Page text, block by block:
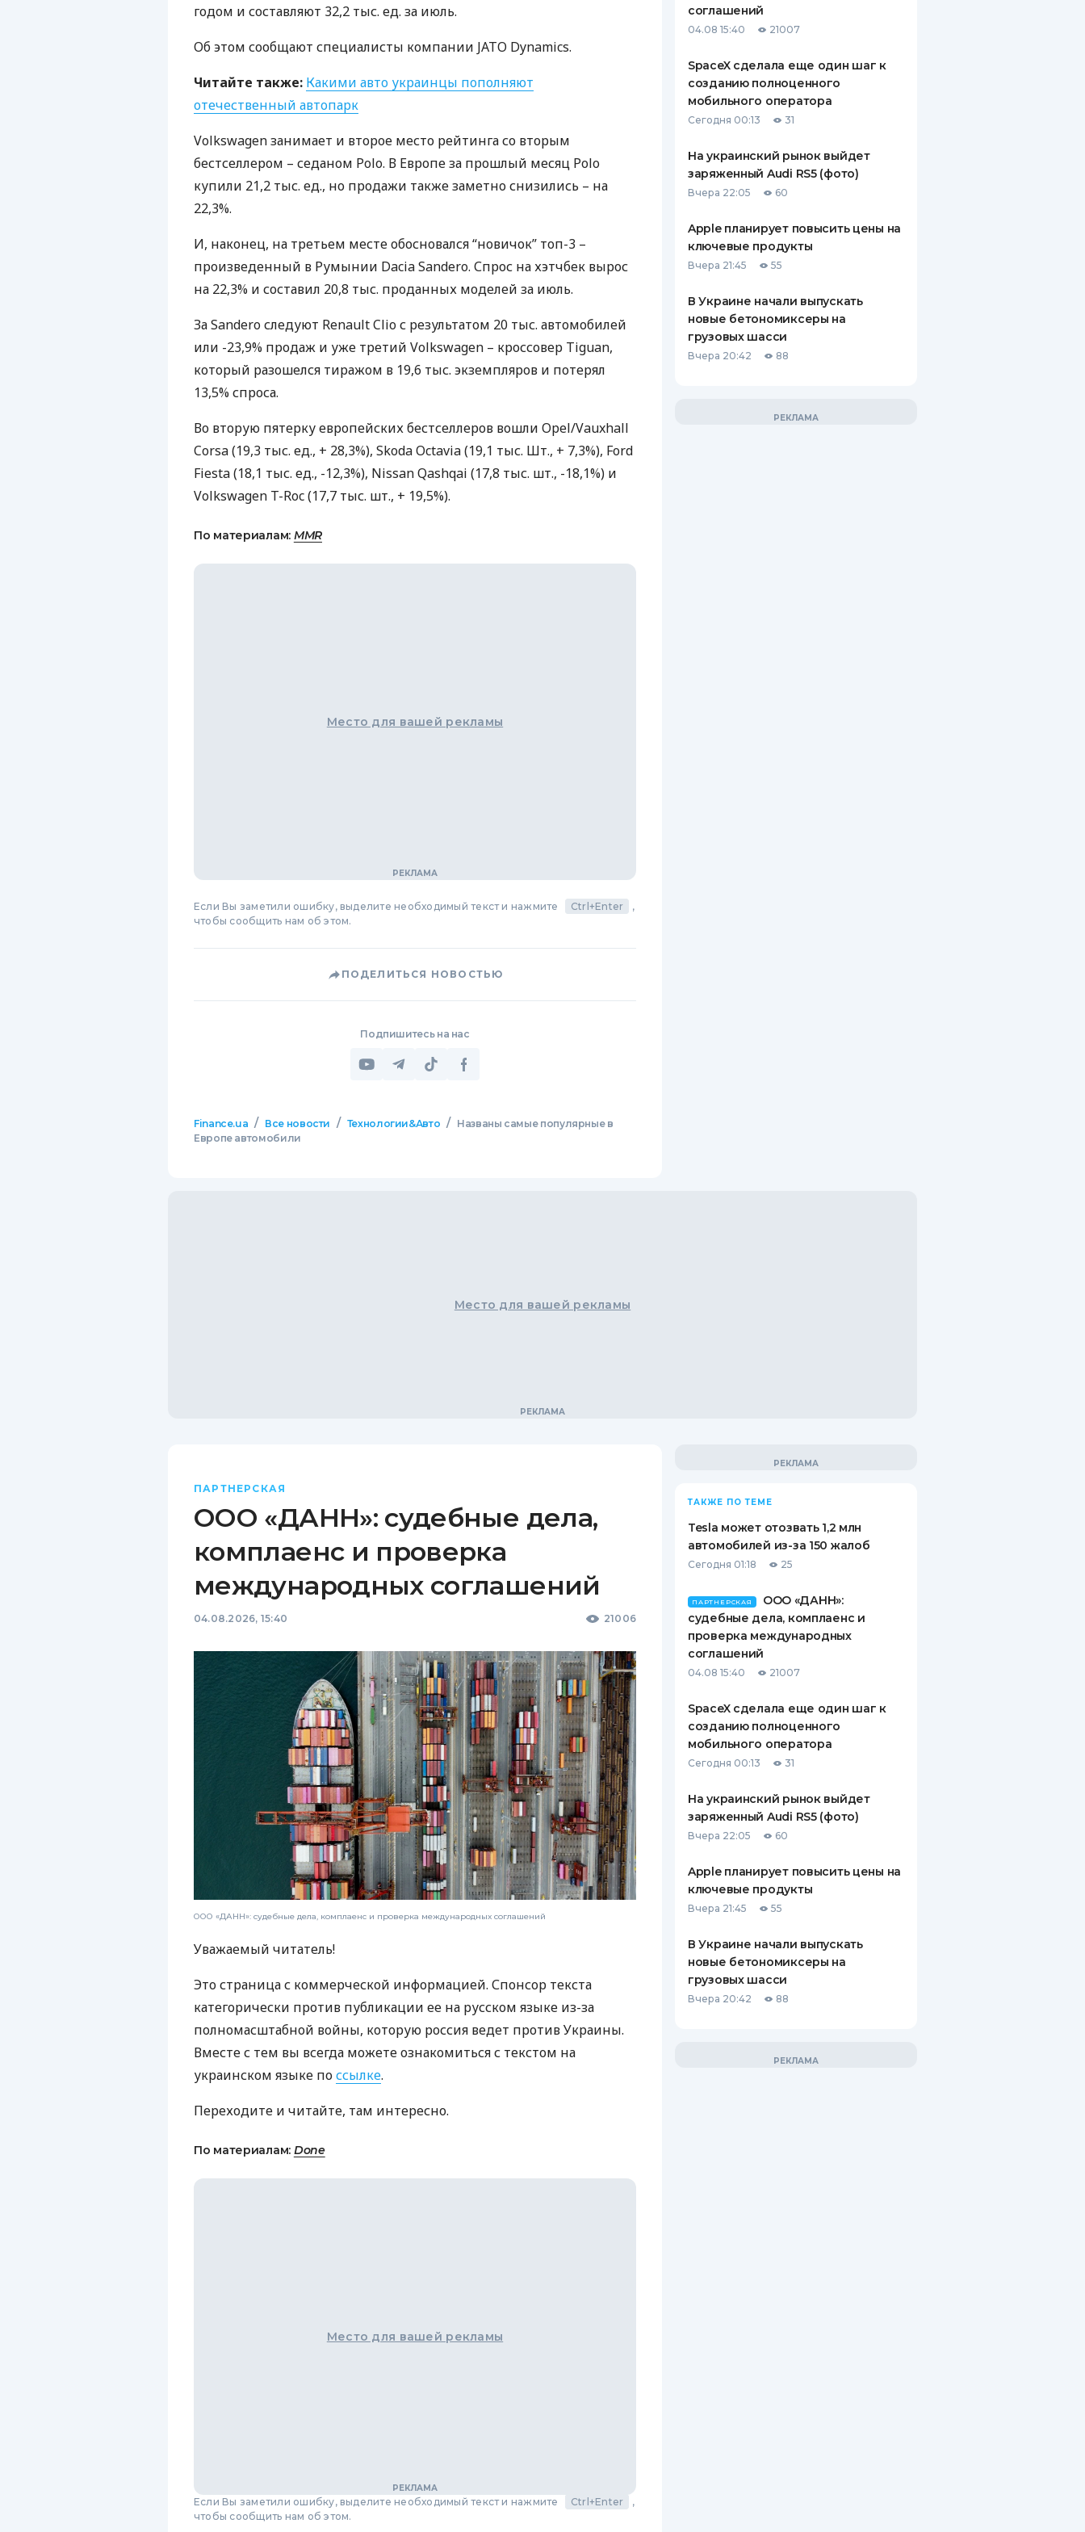
КЕШБЭКА
ПУТЕВОДИТЕЛИ ПО
ВСЕ СТРАХОВЫЕ ПОЛИСЫ
СТРАХОВЫЕ КОМПАНИИ
КОМПАНИЯХ
годом и составляют 32,2 тыс. ед. за июль.
Об этом сообщают специалисты компании JATO Dynamics.
Читайте также: Какими авто украинцы пополняют
отечественный автопарк
Volkswagen занимает и второе место рейтинга со вторым
бестселлером – седаном Polo. В Европе за прошлый месяц Polo
купили 21,2 тыс. ед., но продажи также заметно снизились – на
22,3%.
И, наконец, на третьем месте обосновался “новичок” топ-3 –
произведенный в Румынии Dacia Sandero. Спрос на хэтчбек вырос
на 22,3% и составил 20,8 тыс. проданных моделей за июль.
За Sandero следуют Renault Clio с результатом 20 тыс. автомобилей
или -23,9% продаж и уже третий Volkswagen – кроссовер Tiguan,
который разошелся тиражом в 19,6 тыс. экземпляров и потерял
13,5% спроса.
Во вторую пятерку европейских бестселлеров вошли Opel/Vauxhall
Corsa (19,3 тыс. ед., + 28,3%), Skoda Octavia (19,1 тыс. Шт., + 7,3%), Ford
Fiesta (18,1 тыс. ед., -12,3%), Nissan Qashqai (17,8 тыс. шт., -18,1%) и
Volkswagen T-Roc (17,7 тыс. шт., + 19,5%).
По материалам: MMR
Место для вашей рекламы
Если Вы заметили ошибку, выделите необходимый текст и нажмите Ctrl+Enter
,
чтобы сообщить нам об этом.
ПОДЕЛИТЬСЯ НОВОСТЬЮ
Подпишитесь на нас
Finance.ua / Все новости / Технологии&Авто /
Названы самые популярные в
Европе автомобили
соглашений
04.08 15:40 21007
SpaceX сделала еще один шаг к
созданию полноценного
мобильного оператора
Сегодня 00:13 31
На украинский рынок выйдет
заряженный Audi RS5 (фото)
Вчера 22:05 60
Apple планирует повысить цены на
ключевые продукты
Вчера 21:45 55
В Украине начали выпускать
новые бетономиксеры на
грузовых шасси
Вчера 20:42 88
Место для вашей рекламы
ПАРТНЕРСКАЯ
ООО «ДАНН»: судебные дела,
комплаенс и проверка
международных соглашений
04.08.2026, 15:40 21006
ООО «ДАНН»: судебные дела, комплаенс и проверка международных соглашений
Уважаемый читатель!
Это страница с коммерческой информацией. Спонсор текста
категорически против публикации ее на русском языке из-за
полномасштабной войны, которую россия ведет против Украины.
Вместе с тем вы всегда можете ознакомиться с текстом на
украинском языке поссылке.
Переходите и читайте, там интересно.
По материалам: Done
Место для вашей рекламы
Если Вы заметили ошибку, выделите необходимый текст и нажмите Ctrl+Enter
,
чтобы сообщить нам об этом.
ТАКЖЕ ПО ТЕМЕ
Tesla может отозвать 1,2 млн
автомобилей из-за 150 жалоб
Сегодня 01:18 25
ПАРТНЕРСКАЯ
ООО «ДАНН»:
судебные дела, комплаенс и
проверка международных
соглашений
04.08 15:40 21007
SpaceX сделала еще один шаг к
созданию полноценного
мобильного оператора
Сегодня 00:13 31
На украинский рынок выйдет
заряженный Audi RS5 (фото)
Вчера 22:05 60
Apple планирует повысить цены на
ключевые продукты
Вчера 21:45 55
В Украине начали выпускать
новые бетономиксеры на
грузовых шасси
Вчера 20:42 88